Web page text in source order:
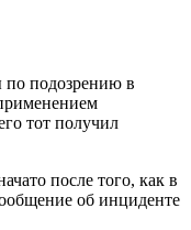
по подозрению в
тот получил
после того, как в
об инциденте